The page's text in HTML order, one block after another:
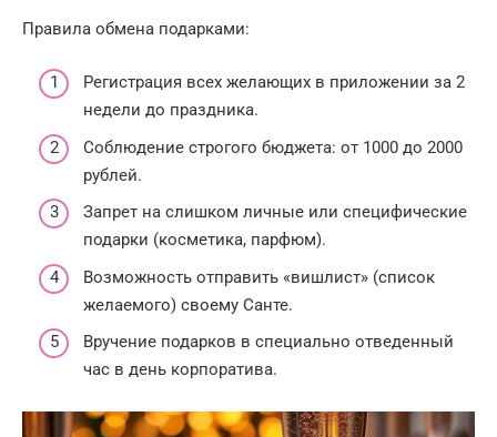
Правила обмена подарками:
Регистрация всех желающих в приложении за 2
недели до праздника.
Соблюдение строгого бюджета: от 1000 до 2000
рублей.
Запрет на слишком личные или специфические
подарки (косметика, парфюм).
Возможность отправить «вишлист» (список
желаемого) своему Санте.
Вручение подарков в специально отведенный
час в день корпоратива.